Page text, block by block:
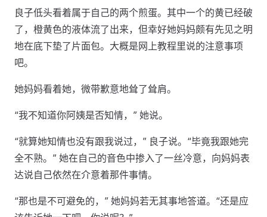
良子低头看着属于自己的两个煎蛋。其中一个的黄已经破
了，橙黄色的液体流了出来，但幸好她妈妈颇有先见之明
地在底下垫了片面包。大概是网上教程里说的注意事项
吧。
她妈妈看着她，微带歉意地耸了耸肩。
“我不知道你阿姨是否知情，” 她说。
“就算她知情也没有跟我说过，” 良子说。“毕竟我跟她完
全不熟。” 她在自己的音色中掺入了一丝冷意，向妈妈表
达说自己依然在介意着那件事情。
“那也是不可避免的，” 她妈妈若无其事地答道。“还是应